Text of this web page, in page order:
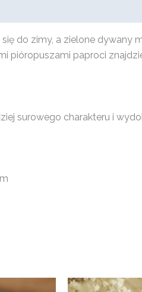
do zimy, a zielone dywany
pióropuszami paproci
surowego charakteru i